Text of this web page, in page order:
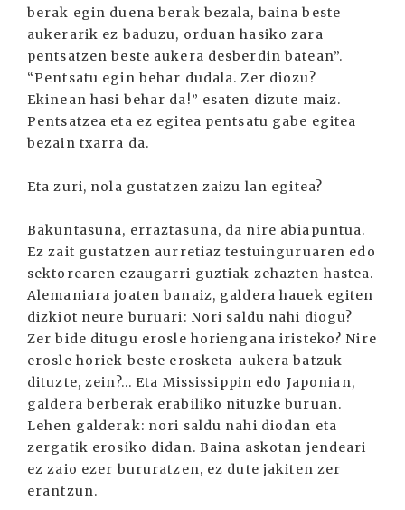
berak egin duena berak bezala, baina beste
aukerarik ez baduzu, orduan hasiko zara
pentsatzen beste aukera desberdin batean”.
“Pentsatu egin behar dudala. Zer diozu?
Ekinean hasi behar da!” esaten dizute maiz.
Pentsatzea eta ez egitea pentsatu gabe egitea
bezain txarra da.
Eta zuri, nola gustatzen zaizu lan egitea?
Bakuntasuna, erraztasuna, da nire abiapuntua.
Ez zait gustatzen aurretiaz testuinguruaren edo
sektorearen ezaugarri guztiak zehazten hastea.
Alemaniara joaten banaiz, galdera hauek egiten
dizkiot neure buruari: Nori saldu nahi diogu?
Zer bide ditugu erosle horiengana iristeko? Nire
erosle horiek beste erosketa-aukera batzuk
dituzte, zein?... Eta Mississippin edo Japonian,
galdera berberak erabiliko nituzke buruan.
Lehen galderak: nori saldu nahi diodan eta
zergatik erosiko didan. Baina askotan jendeari
ez zaio ezer bururatzen, ez dute jakiten zer
erantzun.